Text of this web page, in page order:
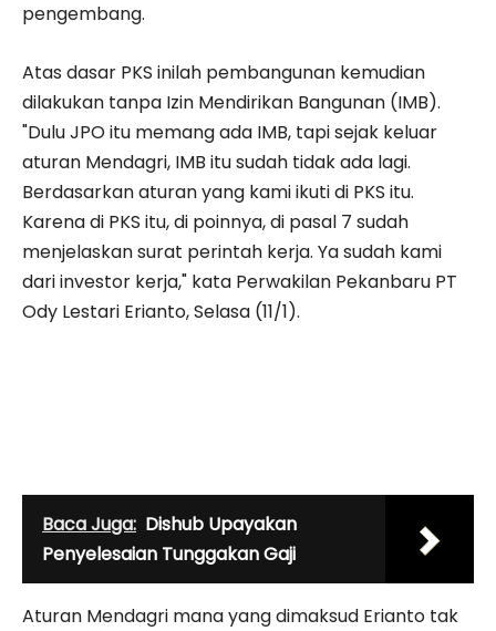
pengembang.
Atas dasar PKS inilah pembangunan kemudian
dilakukan tanpa Izin Mendirikan Bangunan (IMB).
"Dulu JPO itu memang ada IMB, tapi sejak keluar
aturan Mendagri, IMB itu sudah tidak ada lagi.
Berdasarkan aturan yang kami ikuti di PKS itu.
Karena di PKS itu, di poinnya, di pasal 7 sudah
menjelaskan surat perintah kerja. Ya sudah kami
dari investor kerja," kata Perwakilan Pekanbaru PT
Ody Lestari Erianto, Selasa (11/1).
Baca Juga: Dishub Upayakan
Penyelesaian Tunggakan Gaji
Aturan Mendagri mana yang dimaksud Erianto tak